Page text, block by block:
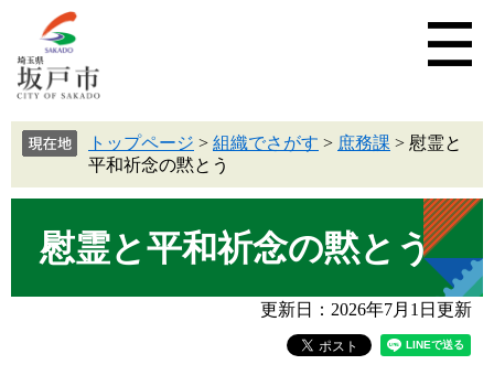
トップページ > 組織でさがす > 庶務課 > 慰霊と
平和祈念の黙とう
慰霊と平和祈念の黙とう
更新日：2026年7月1日更新